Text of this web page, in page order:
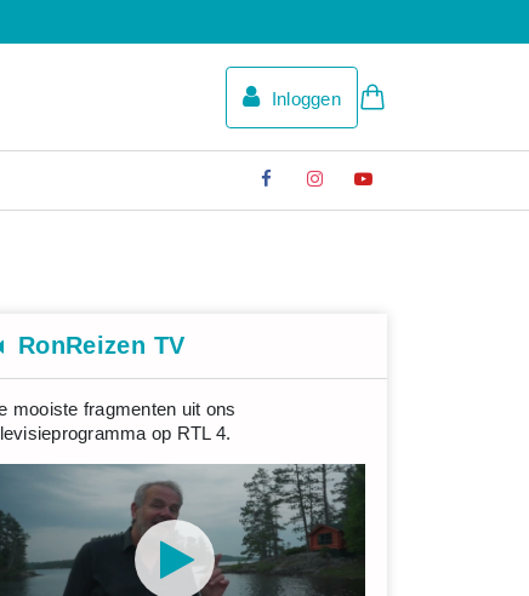
Inloggen
RonReizen TV
mooiste fragmenten uit ons
op RTL 4.